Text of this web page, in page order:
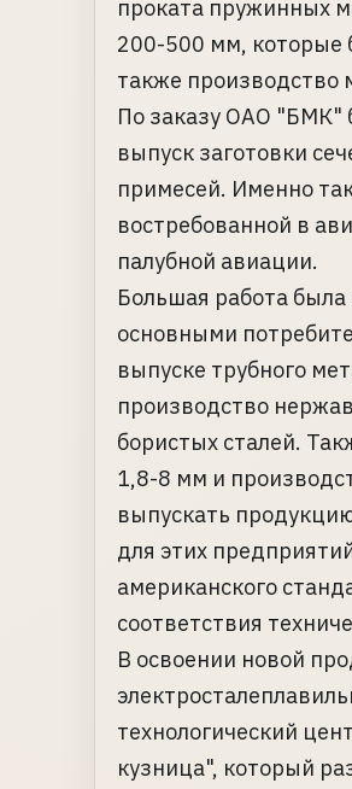
проката пружинных
200-500 мм, которые
также производство
По заказу ОАО "БМК"
выпуск заготовки
примесей. Именно
востребованной в
палубной авиации.
Большая работа
основными
выпуске трубного
производство
бористых сталей.
1,8-8 мм и
выпускать
для этих
американского
соответствия
В освоении новой
технологический
кузница", который